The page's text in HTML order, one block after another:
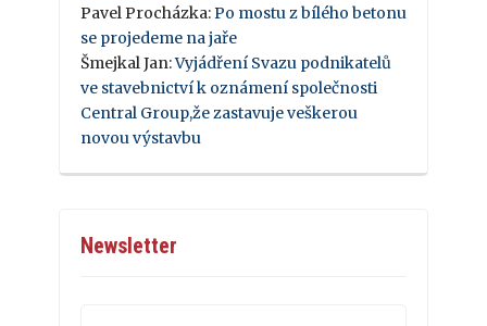
Pavel Procházka:Po mostu z bílého betonu
se projedeme na jaře
Šmejkal Jan:Vyjádření Svazu podnikatelů
ve stavebnictví k oznámení společnosti
Central Group,že zastavuje veškerou
novou výstavbu
Newsletter